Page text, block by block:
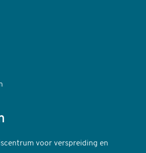
voor verspreiding en